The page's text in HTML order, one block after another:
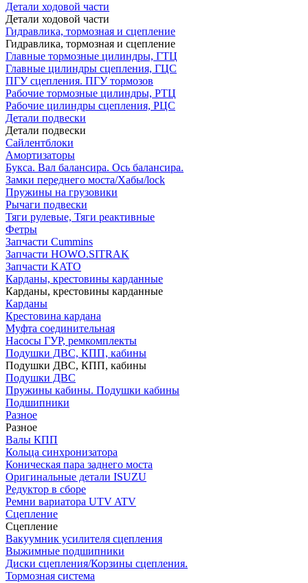
Детали ходовой части
Детали ходовой части
Гидравлика, тормозная и сцепление
Гидравлика, тормозная и сцепление
Главные тормозные цилиндры, ГТЦ
Главные цилиндры сцепления, ГЦС
ПГУ сцепления. ПГУ тормозов
Рабочие тормозные цилиндры, РТЦ
Рабочие цилиндры сцепления, РЦС
Детали подвески
Детали подвески
Cайлентблоки
Амортизаторы
Букса. Вал балансира. Ось балансира.
Замки переднего моста/Хабы/lock
Пружины на грузовики
Рычаги подвески
Тяги рулевые, Тяги реактивные
Фетры
Запчасти Cummins
Запчасти HOWO.SITRAK
Запчасти KATO
Карданы, крестовины карданные
Карданы, крестовины карданные
Карданы
Крестовина кардана
Муфта соединительная
Насосы ГУР, ремкомплекты
Подушки ДВС, КПП, кабины
Подушки ДВС, КПП, кабины
Подушки ДВС
Пружины кабины. Подушки кабины
Подшипники
Разное
Разное
Валы КПП
Кольца синхронизатора
Коническая пара заднего моста
Оригинальные детали ISUZU
Редуктор в сборе
Ремни вариатора UTV ATV
Сцепление
Сцепление
Вакуумник усилителя сцепления
Выжимные подшипники
Диски сцепления/Корзины сцепления.
Тормозная система